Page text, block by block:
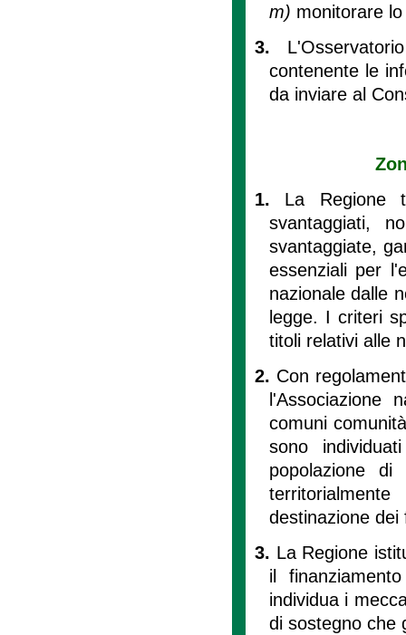
m) monitorare
3.
contenente le
da inviare al
1. La Regione
svantaggiati,
svantaggiate,
essenziali per
nazionale dalle
legge. I criteri
titoli relativi alle
2. Con
l'Associazione
comuni
sono
popolazione
destinazione
3. La Regione
il
individua i
di sostegno che